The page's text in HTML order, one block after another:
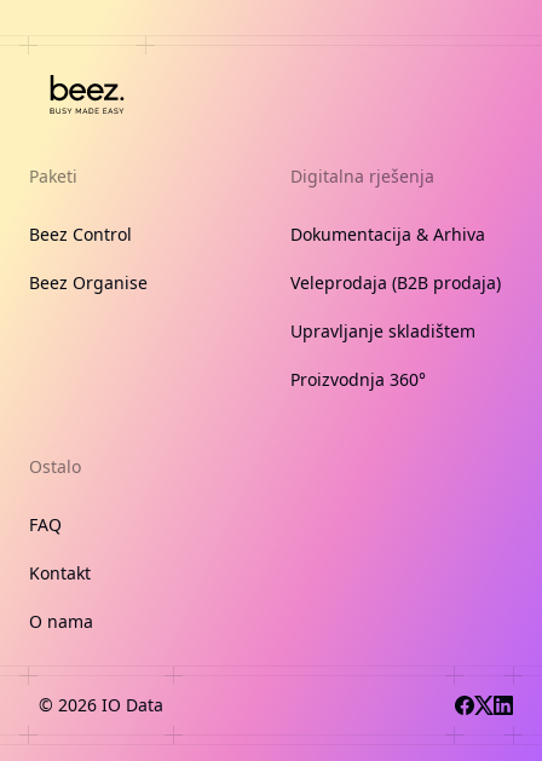
Paketi
Beez Control
Beez Organise
Digitalna rješenja
Dokumentacija & Arhiva
Veleprodaja (B2B prodaja)
Upravljanje skladištem
Proizvodnja 360°
Ostalo
FAQ
Kontakt
O nama
© 2026 IO Data